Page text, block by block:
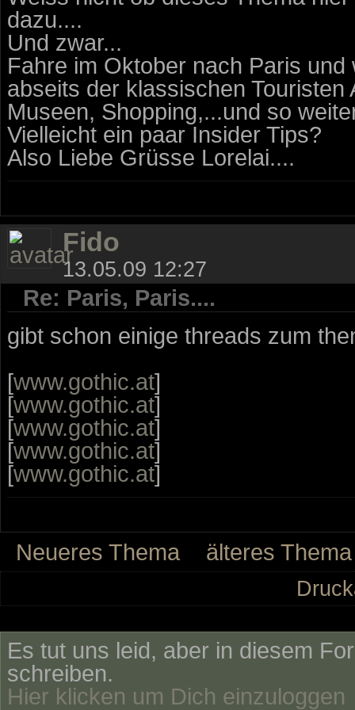
dazu....
Und zwar...
Fahre im Oktober nach Paris
abseits der klassischen
Museen, Shopping,...und so
Vielleicht ein paar Insider Tips?
Also Liebe Grüsse Lorelai....
Fido
13.05.09 12:27
Re: Paris, Paris....
gibt schon einige threads zum
[www.gothic.at]
[www.gothic.at]
[www.gothic.at]
[www.gothic.at]
[www.gothic.at]
Neueres Thema älteres Thema
Es tut uns leid, aber in diesem
schreiben.
Hier klicken um Dich einzuloggen